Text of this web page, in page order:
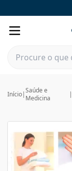
Início|Saúde e
Medicina
|